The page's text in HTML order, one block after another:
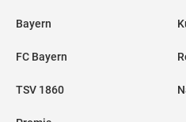
Bayern
FC Bayern
TSV 1860